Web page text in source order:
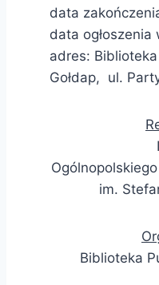
data
data ogłoszenia
adres:
Gołdap, ul.
im.
Biblioteka